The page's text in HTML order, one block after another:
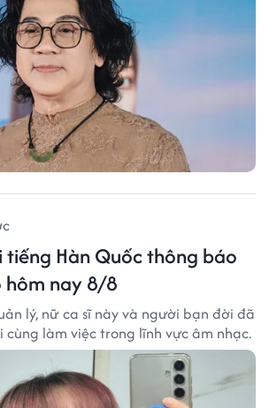
tiếng Hàn Quốc thông báo
hôm nay 8/8
lý, nữ ca sĩ này và người bạn đời đã
làm việc trong lĩnh vực âm nhạc.